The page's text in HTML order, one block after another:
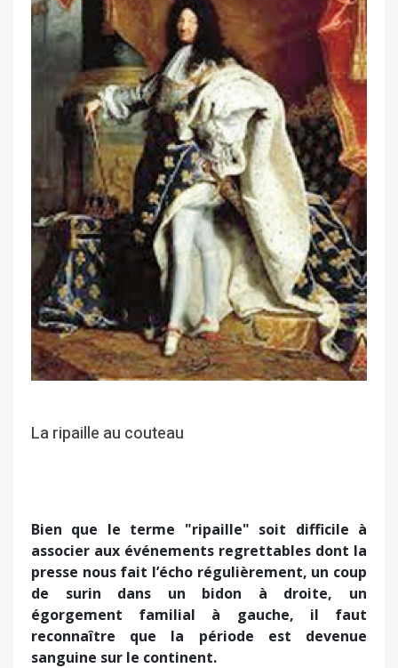
La ripaille au couteau
Bien que le terme "ripaille" soit difficile à
associer aux événements regrettables dont la
presse nous fait l’écho régulièrement, un coup
de surin dans un bidon à droite, un
égorgement familial à gauche, il faut
reconnaître que la période est devenue
sanguine sur le continent.